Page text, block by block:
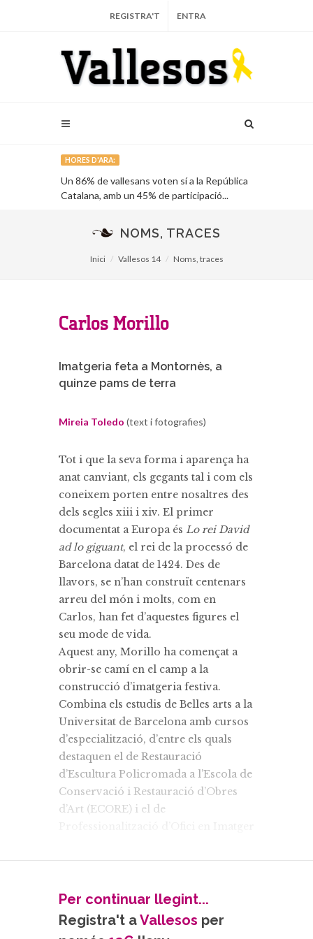
REGISTRA'T ENTRA
HORES D'ARA:
Un 86% de vallesans voten sí a la República
Catalana, amb un 45% de participació...
NOMS, TRACES
Inici Vallesos 14 Noms, traces
Carlos Morillo
Imatgeria feta a Montornès, a
quinze pams de terra
Mireia Toledo (text i fotografies)
Tot i que la seva forma i aparença ha
anat canviant, els gegants tal i com els
coneixem porten entre nosaltres des
dels segles xiii i xiv. El primer
documentat a Europa és Lo rei David
ad lo giguant, el rei de la processó de
Barcelona datat de 1424. Des de
llavors, se n’han construït centenars
arreu del món i molts, com en
Carlos, han fet d’aquestes figures el
seu mode de vida.
Aquest any, Morillo ha començat a
obrir-se camí en el camp a la
construcció d’imatgeria festiva.
Combina els estudis de Belles arts a la
Universitat de Barcelona amb cursos
d’especialització, d’entre els quals
destaquen el de Restauració
d’Escultura Policromada a l’Escola de
Conservació i Restauració d’Obres
d’Art (ECORE) i el de
D’aquest últim en va sortir la
geganta que construeix de 3,05
metres d’alçada.
Per continuar llegint...
Registra't aVallesos per